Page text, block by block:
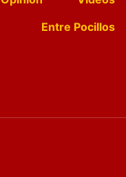
Entre Pocillos